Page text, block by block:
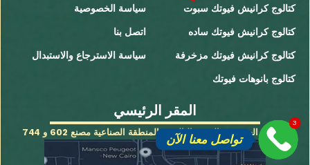
كتالوج كرانيش فيوتك سبوت
كتالوج كرانيش فيوتك ساده
كتالوج كرانيش فيوتك مزخرفة
كتالوج بانوهات فيوتك
سياسة الخصوصية
اتصل بنا
سياسة الاسترجاع والاستبدال
المقر الرئيسي
القاهرة الجديدة - التجمع الثالث - المنطقة الصناعية مصنع 602 و 744
تواصل معنا الآن
3